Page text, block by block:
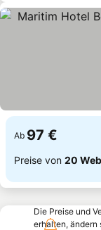
Ab 97 €
Preise von 20
Die Preise und
erhalten, ändern